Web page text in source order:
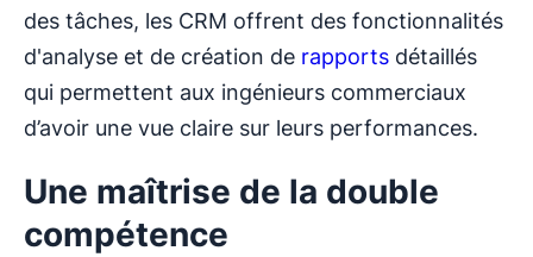
des tâches, les CRM offrent des fonctionnalités
d'analyse et de création de rapports détaillés
qui permettent aux ingénieurs commerciaux
d’avoir une vue claire sur leurs performances.
Une maîtrise de la double
compétence